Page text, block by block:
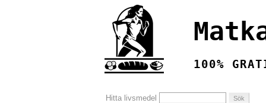
100%
Hitta livsmedel